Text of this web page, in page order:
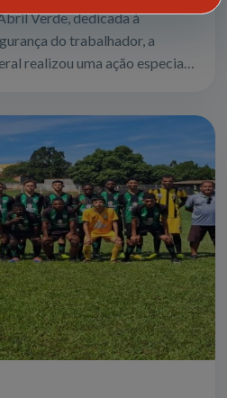
Verde, dedicada à
do trabalhador, a
realizou uma ação especial